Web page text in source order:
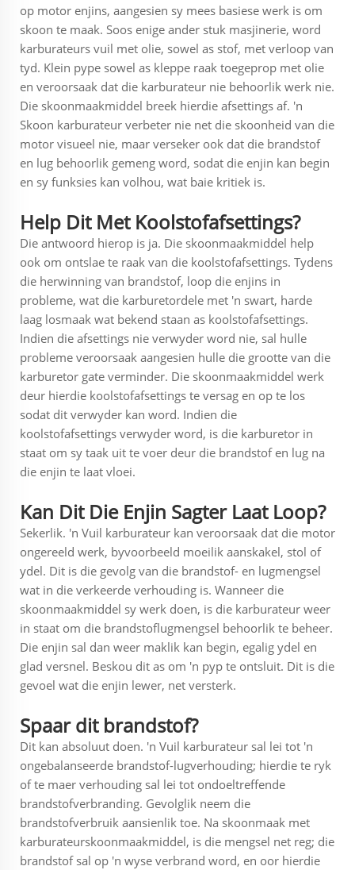
op motor enjins, aangesien sy mees basiese werk is om
skoon te maak. Soos enige ander stuk masjinerie, word
karburateurs vuil met olie, sowel as stof, met verloop van
tyd. Klein pype sowel as kleppe raak toegeprop met olie
en veroorsaak dat die karburateur nie behoorlik werk nie.
Die skoonmaakmiddel breek hierdie afsettings af. 'n
Skoon karburateur verbeter nie net die skoonheid van die
motor visueel nie, maar verseker ook dat die brandstof
en lug behoorlik gemeng word, sodat die enjin kan begin
en sy funksies kan volhou, wat baie kritiek is.
Help Dit Met Koolstofafsettings?
Die antwoord hierop is ja. Die skoonmaakmiddel help
ook om ontslae te raak van die koolstofafsettings. Tydens
die herwinning van brandstof, loop die enjins in
probleme, wat die karburetordele met 'n swart, harde
laag losmaak wat bekend staan as koolstofafsettings.
Indien die afsettings nie verwyder word nie, sal hulle
probleme veroorsaak aangesien hulle die grootte van die
karburetor gate verminder. Die skoonmaakmiddel werk
deur hierdie koolstofafsettings te versag en op te los
sodat dit verwyder kan word. Indien die
koolstofafsettings verwyder word, is die karburetor in
staat om sy taak uit te voer deur die brandstof en lug na
die enjin te laat vloei.
Kan Dit Die Enjin Sagter Laat Loop?
Sekerlik. 'n Vuil karburateur kan veroorsaak dat die motor
ongereeld werk, byvoorbeeld moeilik aanskakel, stol of
ydel. Dit is die gevolg van die brandstof- en lugmengsel
wat in die verkeerde verhouding is. Wanneer die
skoonmaakmiddel sy werk doen, is die karburateur weer
in staat om die brandstoflugmengsel behoorlik te beheer.
Die enjin sal dan weer maklik kan begin, egalig ydel en
glad versnel. Beskou dit as om 'n pyp te ontsluit. Dit is die
gevoel wat die enjin lewer, net versterk.
Spaar dit brandstof?
Dit kan absoluut doen. 'n Vuil karburateur sal lei tot 'n
ongebalanseerde brandstof-lugverhouding; hierdie te ryk
of te maer verhouding sal lei tot ondoeltreffende
brandstofverbranding. Gevolglik neem die
brandstofverbruik aansienlik toe. Na skoonmaak met
karburateurskoonmaakmiddel, is die mengsel net reg; die
brandstof sal op 'n wyse verbrand word, en oor hierdie